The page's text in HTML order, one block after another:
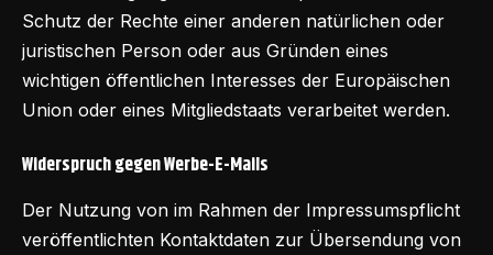
Schutz der Rechte einer anderen natürlichen oder
juristischen Person oder aus Gründen eines
wichtigen öffentlichen Interesses der Europäischen
Union oder eines Mitgliedstaats verarbeitet werden.
Widerspruch gegen Werbe-E-Mails
Der Nutzung von im Rahmen der Impressumspflicht
veröffentlichten Kontaktdaten zur Übersendung von